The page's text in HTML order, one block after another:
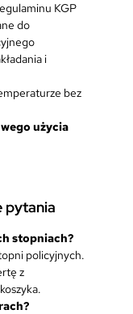
KGP
do
i
bez
użycia
pytania
stopniach?
policyjnych.
z